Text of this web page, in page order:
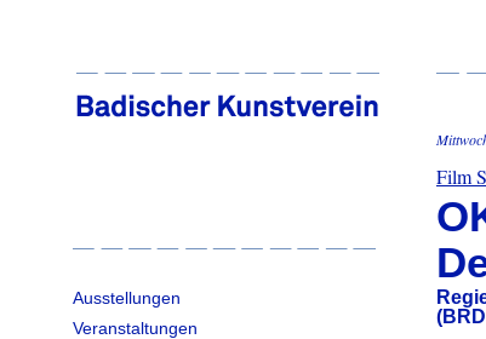
Ausstellungen
Veranstaltungen
Film